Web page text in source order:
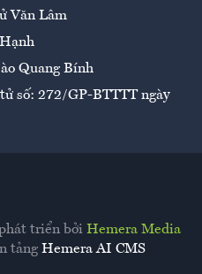
Văn Lâm
Quang Bính
số: 272/GP-BTTTT ngày
triển bởi Hemera Media
tảng Hemera AI CMS